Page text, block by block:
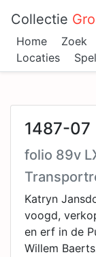
Collectie
Home Zoek
Locaties
1487-07
folio 89v
Katryn
voogd,
en erf in de
Willem